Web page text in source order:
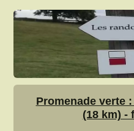
Promenade verte
(18 km) -